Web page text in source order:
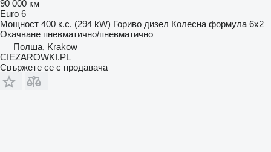
90 000 км
Euro 6
Мощност 400 к.с. (294 kW) Гориво дизел Колесна формула 6x2
Окачване пневматично/пневматично
Полша, Krakow
CIEZAROWKI.PL
Свържете се с продавача